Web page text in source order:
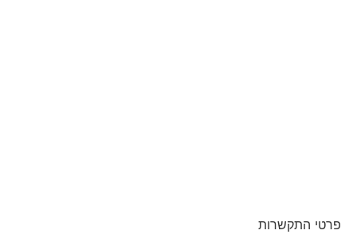
פרטי התקשרות